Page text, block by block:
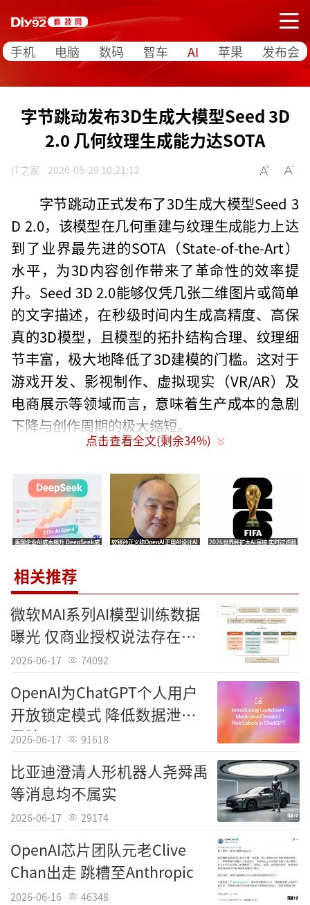
手机 电脑 数码 智车 AI 苹果 发布会
字节跳动发布3D生成大模型Seed 3D
2.0 几何纹理生成能力达SOTA
IT之家 2026-05-29 10:21:12
字节跳动正式发布了3D生成大模型Seed 3
D 2.0，该模型在几何重建与纹理生成能力上达
到了业界最先进的SOTA（State-of-the-Art）
水平，为3D内容创作带来了革命性的效率提
升。Seed 3D 2.0能够仅凭几张二维图片或简单
的文字描述，在秒级时间内生成高精度、高保
真的3D模型，且模型的拓扑结构合理、纹理细
节丰富，极大地降低了3D建模的门槛。这对于
游戏开发、影视制作、虚拟现实（VR/AR）及
电商展示等领域而言，意味着生产成本的急剧
下降与创作周期的极大缩短。
与细节还原度。不同于传统3D建模需要专业设
计师耗费数小时甚至数天时间，Seed 3D 2.0利
用扩散模型与神经渲染技术，能够智能理解物
体的空间结构与材质属性，生成的结果甚至可
以直接导入工业流水线进行3D打印。字节跳动
凭借其在抖音、PICO等产品中积累的海量3D素
材与用户数据，训练出了这一极具竞争力的模
型，展现了其在AI生成内容（AIGC）领域的深
厚技术储备。
随着Seed 3D 2.0的发布，字节跳动在AI领
域的布局进一步完善，从文本（豆包大模型）
到视频（即梦），再到3D生成，形成了完整的
多模态AI矩阵。这一技术的普及，将推动“空
间互联网”时代的加速到来，每个人都可以成
为3D内容的创作者，虚拟世界与现实世界的边
界将变得更加模糊。未来，我们或许只需用手
机拍一张照片，就能立刻生成一个可交互的3D
数字资产，这将彻底改变我们消费内容、购物
乃至社交的方式。
点击查看全文(剩余34%)
美国企业AI成本飙升 DeepSeek成
软银孙正义称OpenAI正用AI设计AI
2026世界杯扩大AI审核 实时过滤超
相关推荐
微软MAI系列AI模型训练数据
曝光 仅商业授权说法存在出
入
2026-06-17 74092
OpenAI为ChatGPT个人用户
开放锁定模式 降低数据泄露
风险
2026-06-17 91618
比亚迪澄清人形机器人尧舜禹
等消息均不属实
2026-06-17 29174
OpenAI芯片团队元老Clive
Chan出走 跳槽至Anthropic
2026-06-16 46348